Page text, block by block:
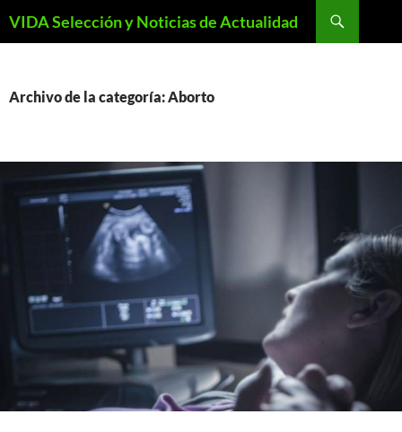
VIDA Selección y Noticias de Actualidad
Archivo de la categoría: Aborto